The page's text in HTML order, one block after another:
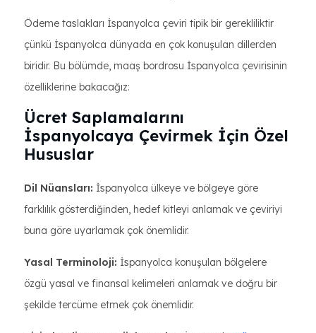
Ödeme taslakları İspanyolca çeviri tipik bir gerekliliktir
çünkü İspanyolca dünyada en çok konuşulan dillerden
biridir. Bu bölümde, maaş bordrosu İspanyolca çevirisinin
özelliklerine bakacağız:
Ücret Saplamalarını
İspanyolcaya Çevirmek İçin Özel
Hususlar
Dil Nüansları: İspanyolca ülkeye ve bölgeye göre
farklılık gösterdiğinden, hedef kitleyi anlamak ve çeviriyi
buna göre uyarlamak çok önemlidir.
Yasal Terminoloji: İspanyolca konuşulan bölgelere
özgü yasal ve finansal kelimeleri anlamak ve doğru bir
şekilde tercüme etmek çok önemlidir.